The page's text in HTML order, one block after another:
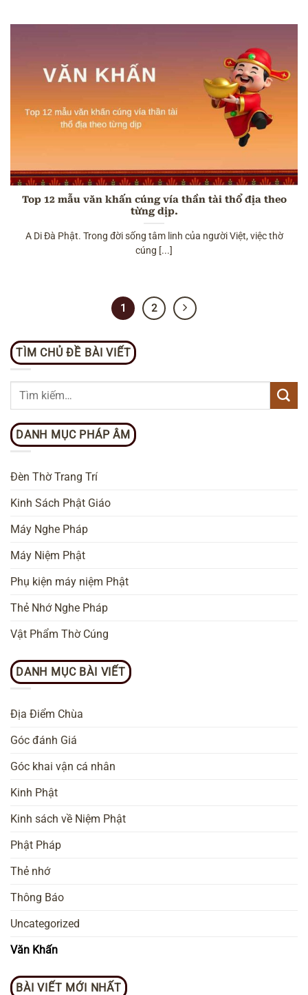
Top 12 mẫu văn khấn cúng vía thần tài thổ địa theo
từng dịp.
A Di Đà Phật. Trong đời sống tâm linh của người Việt, việc thờ
cúng [...]
1 2
TÌM CHỦ ĐỀ BÀI VIẾT
DANH MỤC PHÁP ÂM
Đèn Thờ Trang Trí
Kinh Sách Phật Giáo
Máy Nghe Pháp
Máy Niệm Phật
Phụ kiện máy niệm Phật
Thẻ Nhớ Nghe Pháp
Vật Phẩm Thờ Cúng
DANH MỤC BÀI VIẾT
Địa Điểm Chùa
Góc đánh Giá
Góc khai vận cá nhân
Kinh Phật
Kinh sách về Niệm Phật
Phật Pháp
Thẻ nhớ
Thông Báo
Uncategorized
Văn Khấn
BÀI VIẾT MỚI NHẤT